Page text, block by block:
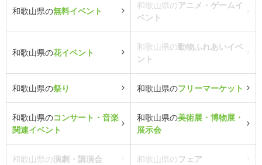
和歌山県の無料イベント
和歌山県のアニメ・ゲームイ
ベント
和歌山県の花イベント
和歌山県の動物ふれあいイベ
ント
和歌山県の祭り 和歌山県のフリーマーケット
和歌山県のコンサート・音楽
関連イベント
和歌山県の美術展・博物展・
展示会
和歌山県の演劇・講演会 和歌山県のフェア